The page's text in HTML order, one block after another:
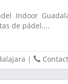
Indoor
de pádel....
|